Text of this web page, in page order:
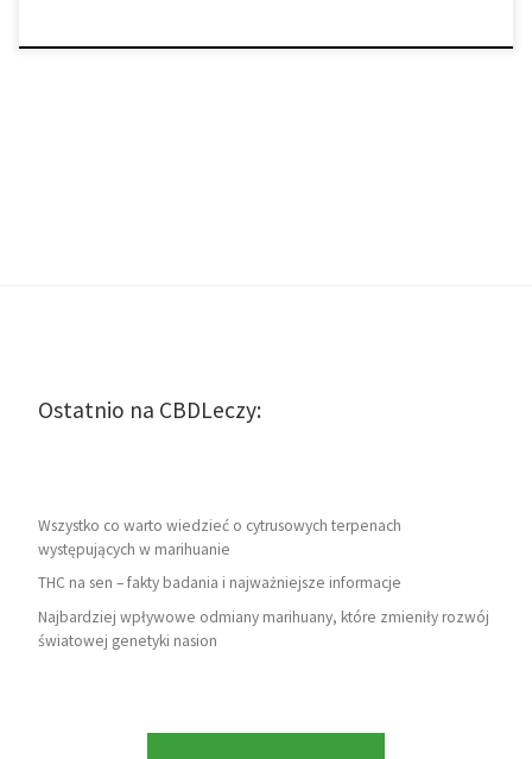
Ostatnio na CBDLeczy:
Wszystko co warto wiedzieć o cytrusowych terpenach
występujących w marihuanie
THC na sen – fakty badania i najważniejsze informacje
Najbardziej wpływowe odmiany marihuany, które zmieniły rozwój
światowej genetyki nasion